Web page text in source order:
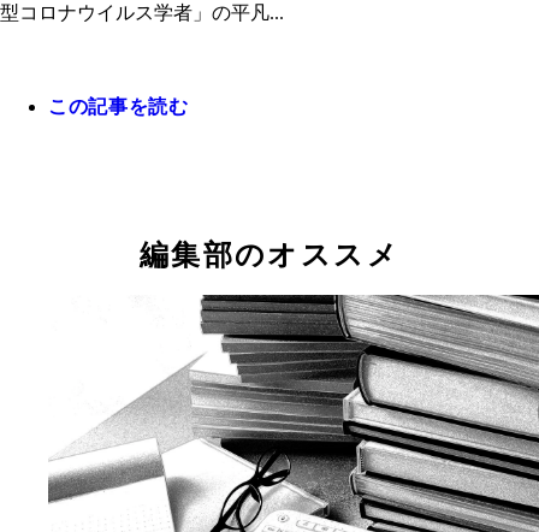
型コロナウイルス学者」の平凡...
この記事を読む
編集部のオススメ